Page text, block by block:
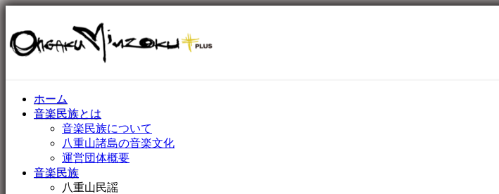
ホーム
音楽民族とは
音楽民族について
八重山諸島の音楽文化
運営団体概要
音楽民族
八重山民謡